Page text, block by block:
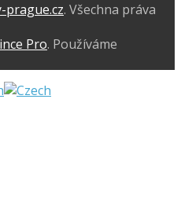
prague.cz. Všechna práva
Pro. Používáme